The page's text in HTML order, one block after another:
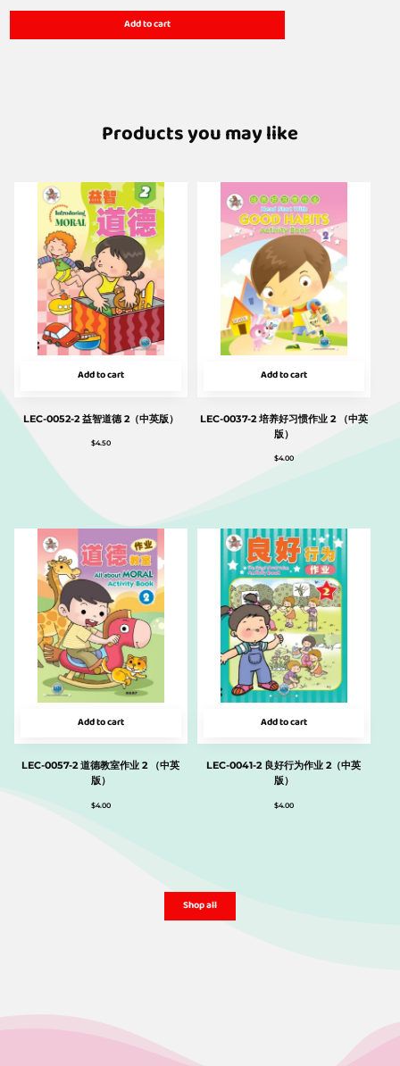
Add to cart
Products you may like
Add to cart
LEC-0052-2 益智道德 2（中英版）
$4.50
Add to cart
LEC-0037-2 培养好习惯作业 2 （中英
版）
$4.00
Add to cart
LEC-0057-2 道德教室作业 2 （中英
版）
$4.00
Add to cart
LEC-0041-2 良好行为作业 2（中英
版）
$4.00
Shop all